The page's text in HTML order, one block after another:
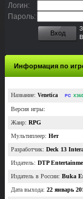
Логин:
Пароль:
Вход
Информация по
Название: Venetica PC X360
Версия игры:
Жанр: RPG
Мультиплеер: Нет
Разработчик: Deck 13
Издатель: DTP
Издатель в России: Buka
Дата выхода: 22 январь